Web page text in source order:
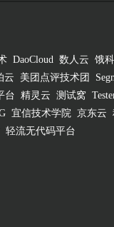
DaoCloud 数人云 饿
云 美团点评技术团
台 精灵云 测试窝
宜信技术学院 京东云
轻流无代码平台